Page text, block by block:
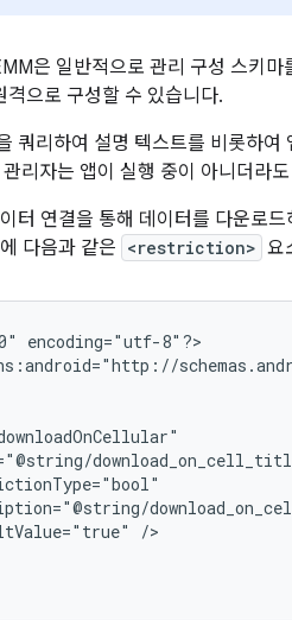
은 일반적으로 관리 구성 스키
으로 구성할 수 있습니다.
쿼리하여 설명 텍스트를 비롯하
리자는 앱이 실행 중이 아니더라
터 연결을 통해 데이터를 다운로
다음과 같은 <restriction> 요
encoding="utf-8"?>
/>